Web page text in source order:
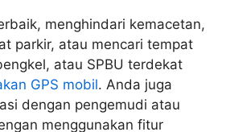
menghindari kemacetan,
parkir, atau mencari tempat
atau SPBU terdekat
GPS mobil. Anda juga
dengan pengemudi atau
menggunakan fitur